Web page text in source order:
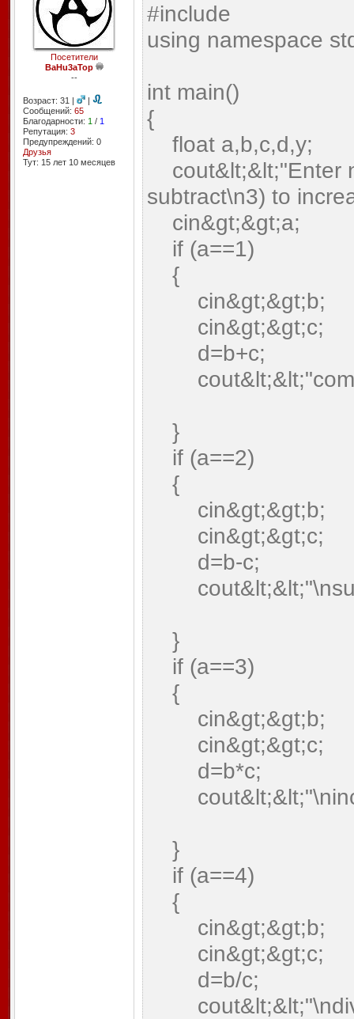
Посетители
BaHu3aTop
--
Возраст: 31 |
|
Сообщений: 65
Благодарности: 1 / 1
Репутация: 3
Предупреждений: 0
Друзья
Тут: 15 лет 10 месяцев
#include
using namespace
int main()
{
float a,b,c,d,y;
cout&lt;&lt;"Enter
subtract\n3) to
cin&gt;&gt;a;
if (a==1)
{
cin&gt;&gt;b;
cin&gt;&gt;c;
d=b+c;
}
if (a==2)
{
cin&gt;&gt;b;
cin&gt;&gt;c;
d=b-c;
}
if (a==3)
{
cin&gt;&gt;b;
cin&gt;&gt;c;
d=b*c;
}
if (a==4)
{
cin&gt;&gt;b;
cin&gt;&gt;c;
d=b/c;